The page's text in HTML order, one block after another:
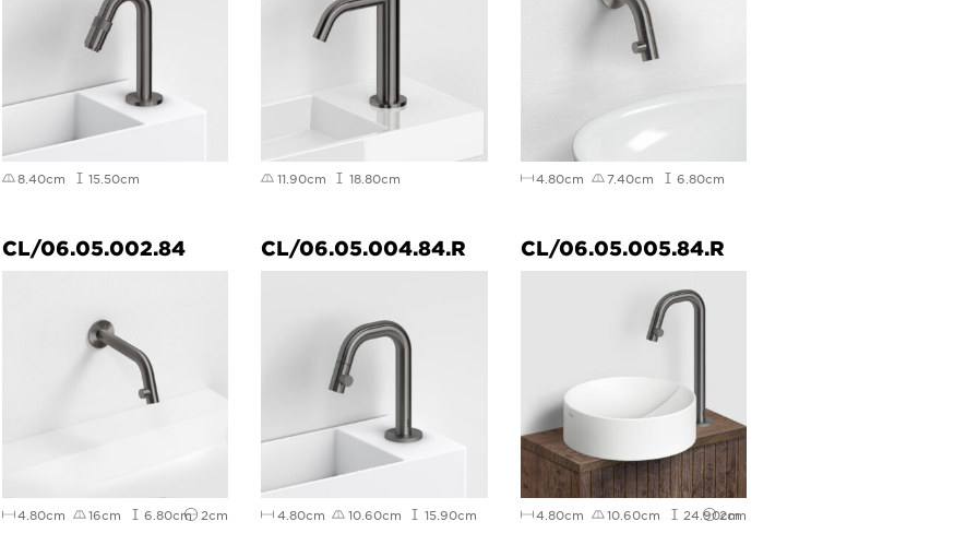
8.40cm 15.50cm 11.90cm 18.80cm 4.80cm 7.40cm 6.80cm
CL/06.05.002.84
4.80cm 16cm 6.80cm 2cm
CL/06.05.004.84.R
4.80cm 10.60cm 15.90cm
CL/06.05.005.84.R
4.80cm 10.60cm 24.90cm
2cm